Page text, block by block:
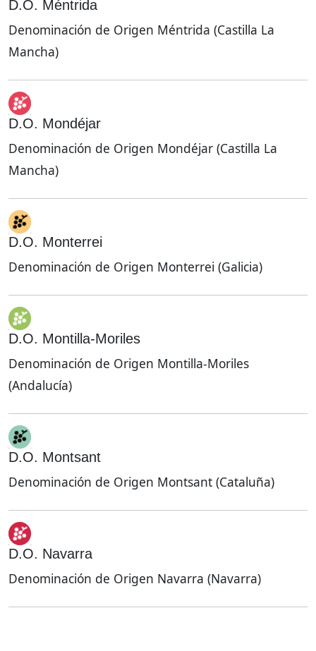
D.O. Méntrida
Denominación de Origen Méntrida (Castilla La
Mancha)
D.O. Mondéjar
Denominación de Origen Mondéjar (Castilla La
Mancha)
D.O. Monterrei
Denominación de Origen Monterrei (Galicia)
D.O. Montilla-Moriles
Denominación de Origen Montilla-Moriles
(Andalucía)
D.O. Montsant
Denominación de Origen Montsant (Cataluña)
D.O. Navarra
Denominación de Origen Navarra (Navarra)